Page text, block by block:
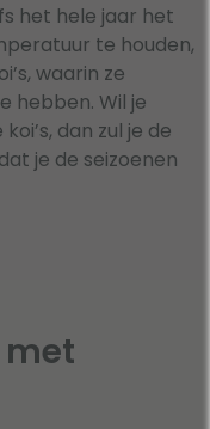
het hele jaar het
te houden,
waarin ze
hebben. Wil je
dan zul je de
je de seizoenen
met